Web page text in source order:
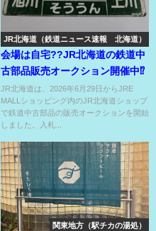
JR北海道（鉄道ニュース速報 北海道）
会場は自宅??JR北海道の鉄道中
古部品販売オークション開催中⁉
JR北海道は、2026年6月29日からJRE
MALLショッピング内のJR北海道ショップ
で鉄道中古部品の販売オークションを開始
しました。入札...
関東地方（駅チカの湯処）